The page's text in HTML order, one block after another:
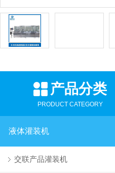
产品分类
PRODUCT CATEGORY
液体灌装机
交联产品灌装机